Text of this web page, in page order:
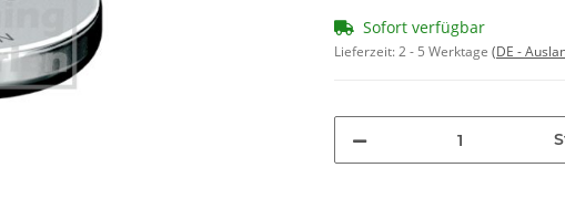
Sofort verfügbar
Lieferzeit:2 - 5 Werktage (DE -